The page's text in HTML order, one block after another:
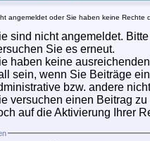
angemeldet oder Sie haben keine
sind nicht angemeldet.
Sie es erneut.
haben keine
sein, wenn Sie Beiträge
bzw. andere
versuchen einen Beitrag
auf die Aktivierung Ihrer